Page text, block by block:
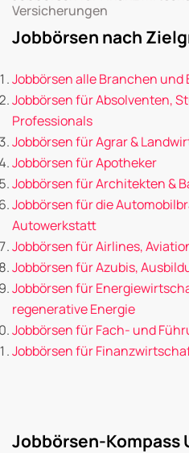
Versicherungen
Jobbörsen nach
Jobbörsen alle Branchen und
Jobbörsen für Absolventen,
Professionals
Jobbörsen für Agrar &
Jobbörsen für Apotheker
Jobbörsen für Architekten &
Jobbörsen für die
Autowerkstatt
Jobbörsen für Airlines,
Jobbörsen für Azubis,
Jobbörsen für
regenerative Energie
Jobbörsen für Fach- und
Jobbörsen für
Jobbörsen-Kompass